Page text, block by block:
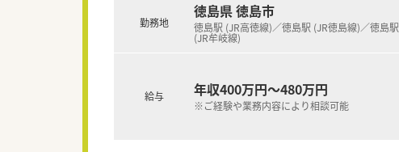
勤務地
徳島県 徳島市
徳島駅 (JR高徳線)／徳島駅 (JR徳島線)／徳島駅
(JR牟岐線)
給与 年収400万円～480万円
※ご経験や業務内容により相談可能